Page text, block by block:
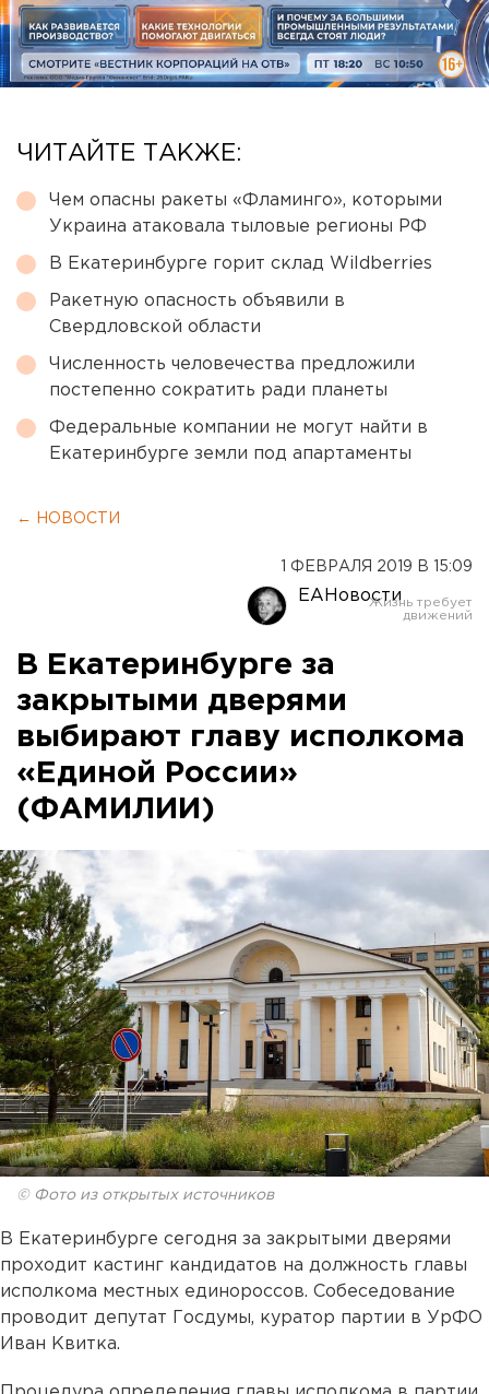
ЧИТАЙТЕ ТАКЖЕ:
Чем опасны ракеты «Фламинго», которыми
Украина атаковала тыловые регионы РФ
В Екатеринбурге горит склад Wildberries
Ракетную опасность объявили в
Свердловской области
Численность человечества предложили
постепенно сократить ради планеты
Федеральные компании не могут найти в
Екатеринбурге земли под апартаменты
← НОВОСТИ
1 ФЕВРАЛЯ 2019 В 15:09
ЕАНовости
В Екатеринбурге за
закрытыми дверями
выбирают главу исполкома
«Единой России»
(ФАМИЛИИ)
© Фото из открытых источников
В Екатеринбурге сегодня за закрытыми дверями
проходит кастинг кандидатов на должность главы
исполкома местных единороссов. Собеседование
проводит депутат Госдумы, куратор партии в УрФО
Иван Квитка.